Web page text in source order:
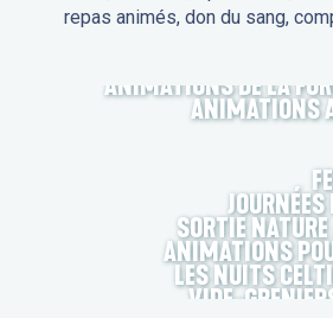
repas animés, don du sang,
ANIMATIONS DE LA
ANIMATIONS
SORTIE
ANIMATIONS
LES NUITS
VIDE-